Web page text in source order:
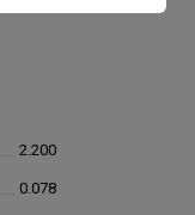
2.200
0.078